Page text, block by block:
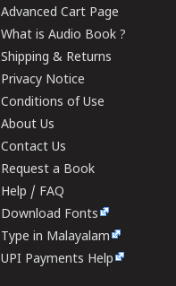
Advanced Cart Page
What is Audio Book ?
Shipping & Returns
Privacy Notice
Conditions of Use
About Us
Contact Us
Request a Book
Help / FAQ
Download Fonts
Type in Malayalam
UPI Payments Help